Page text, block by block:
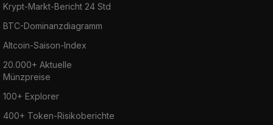
Krypt-Markt-Bericht 24 Std
BTC-Dominanzdiagramm
Altcoin-Saison-Index
20.000+ Aktuelle
Münzpreise
100+ Explorer
400+ Token-Risikoberichte